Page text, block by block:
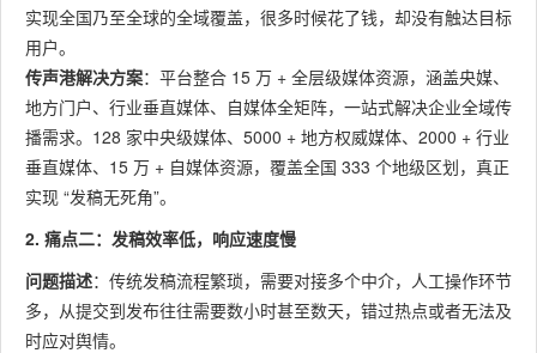
实现全国乃至全球的全域覆盖，很多时候花了钱，却没有触达目标
用户。
传声港解决方案：平台整合 15 万 + 全层级媒体资源，涵盖央媒、
地方门户、行业垂直媒体、自媒体全矩阵，一站式解决企业全域传
播需求。128 家中央级媒体、5000 + 地方权威媒体、2000 + 行业
垂直媒体、15 万 + 自媒体资源，覆盖全国 333 个地级区划，真正
实现 “发稿无死角”。
2. 痛点二：发稿效率低，响应速度慢
问题描述：传统发稿流程繁琐，需要对接多个中介，人工操作环节
多，从提交到发布往往需要数小时甚至数天，错过热点或者无法及
时应对舆情。